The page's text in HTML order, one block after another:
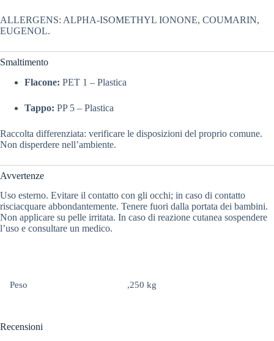
ALLERGENS: ALPHA-ISOMETHYL IONONE, COUMARIN,
EUGENOL.
Smaltimento
Flacone: PET 1 – Plastica
Tappo: PP 5 – Plastica
Raccolta differenziata: verificare le disposizioni del proprio comune.
Non disperdere nell’ambiente.
Avvertenze
Uso esterno. Evitare il contatto con gli occhi; in caso di contatto
risciacquare abbondantemente. Tenere fuori dalla portata dei bambini.
Non applicare su pelle irritata. In caso di reazione cutanea sospendere
l’uso e consultare un medico.
Peso ,250 kg
Recensioni